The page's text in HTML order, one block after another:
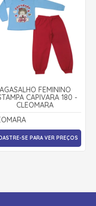
AGASALHO FEMININO
CAPIVARA 180 -
CLEOMARA
SE PARA VER PREÇOS